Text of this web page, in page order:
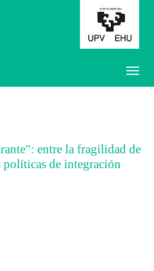
entre la fragilidad de
de integración